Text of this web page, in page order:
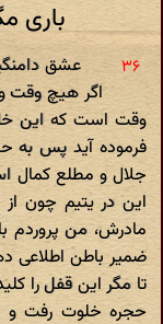
باری
عشق
اگر هیچ وقت
وقت است که این خار
فرموده آید پس به
جلال و مطلع کمال
این در یتیم چون
مادرش، من پروردم
ضمیر باطن اطلاعی
تا مگر این قفل را
حجره خلوت رفت و